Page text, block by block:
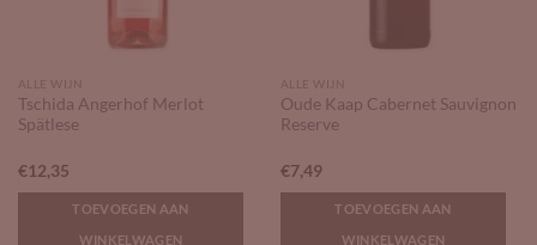
ALLE WIJN
Tschida Angerhof Merlot
Spätlese
€12,35
TOEVOEGEN AAN
WINKELWAGEN
ALLE WIJN
Oude Kaap Cabernet Sauvignon
Reserve
€7,49
TOEVOEGEN AAN
WINKELWAGEN